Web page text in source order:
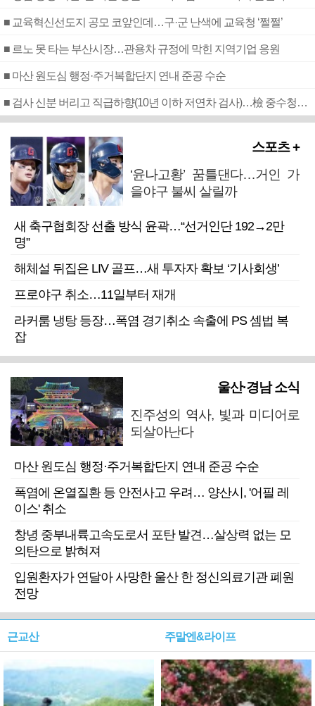
■ 교육혁신선도지 공모 코앞인데…구·군 난색에 교육청 ‘쩔쩔’
■ 르노 못 타는 부산시장…관용차 규정에 막힌 지역기업 응원
■ 마산 원도심 행정·주거복합단지 연내 준공 수순
■ 검사 신분 버리고 직급하향(10년 이하 저연차 검사)…檢 중수청행 기피
스포츠 +
‘윤나고황’ 꿈틀댄다…거인 가
을야구 불씨 살릴까
새 축구협회장 선출 방식 윤곽…“선거인단 192→2만
명”
해체설 뒤집은 LIV 골프…새 투자자 확보 ‘기사회생’
프로야구 취소…11일부터 재개
라커룸 냉탕 등장…폭염 경기취소 속출에 PS 셈법 복
잡
울산·경남 소식
진주성의 역사, 빛과 미디어로
되살아난다
마산 원도심 행정·주거복합단지 연내 준공 수순
폭염에 온열질환 등 안전사고 우려… 양산시, '어필 레
이스' 취소
창녕 중부내륙고속도로서 포탄 발견…살상력 없는 모
의탄으로 밝혀져
입원환자가 연달아 사망한 울산 한 정신의료기관 폐원
전망
근교산 주말엔&라이프